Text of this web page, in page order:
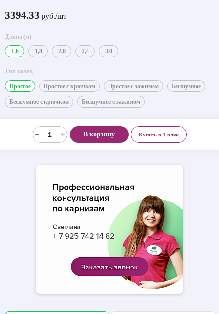
3394.33 руб./шт
Длина (м)
1,6 1,8 2,0 2,4 3,0
Тип колец
Простое Простое с крючком Простое с зажимом Бесшумное
Бесшумное с крючком Бесшумное с зажимом
В корзину Купить в 1 клик